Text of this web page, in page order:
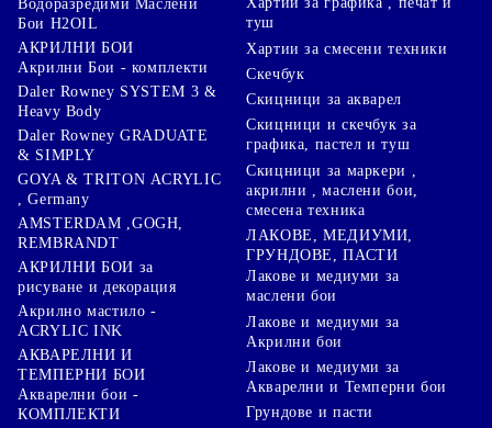
Водоразредими Маслени
Бои H2OIL
АКРИЛНИ БОИ
Акрилни Бои - комплекти
Daler Rowney SYSTEM 3 &
Heavy Body
Daler Rowney GRADUATE
& SIMPLY
GOYA & TRITON АCRYLIC
, Germany
AMSTERDAM ,GOGH,
REMBRANDT
АКРИЛНИ БОИ за
рисуване и декорация
Акрилно мастило -
ACRYLIC INK
АКВАРЕЛНИ И
ТЕМПЕРНИ БОИ
Акварелни бои -
КОМПЛЕКТИ
туш
Хартии за смесени техники
Скечбук
Скицници за акварел
Скицници и скечбук за
графика, пастел и туш
Скицници за маркери ,
акрилни , маслени бои,
смесена техника
ЛАКОВЕ, МЕДИУМИ,
ГРУНДОВЕ, ПАСТИ
Лакове и медиуми за
маслени бои
Лакове и медиуми за
Акрилни бои
Лакове и медиуми за
Акварелни и Темперни бои
Грундове и пасти